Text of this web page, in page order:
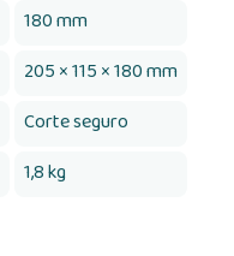
180 mm
205 × 115 × 180 mm
Corte seguro
1,8 kg